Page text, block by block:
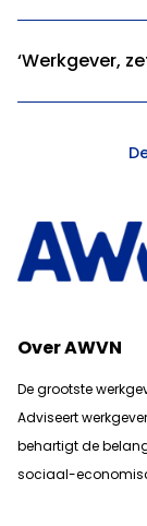
‘Werkgever,
Over AWVN
De grootste
Adviseert
behartigt de
sociaal-